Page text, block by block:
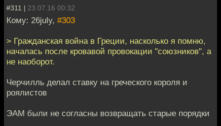
#311 | 23.07.16 00:32
Кому: 26july, #303
> Гражданская война в Греции, насколько я помню,
началась после кровавой провокации "союзников", а
не наоборот.
Черчилль делал ставку на греческого короля и
роялистов
ЭАМ были не согласны возвращать старые порядки